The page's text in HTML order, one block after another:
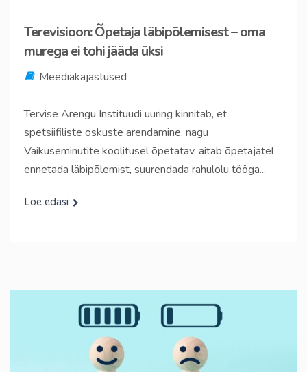
Terevisioon: Õpetaja läbipõlemisest – oma
murega ei tohi jääda üksi
Meediakajastused
Tervise Arengu Instituudi uuring kinnitab, et
spetsiifiliste oskuste arendamine, nagu
Vaikuseminutite koolitusel õpetatav, aitab õpetajatel
ennetada läbipõlemist, suurendada rahulolu tööga...
Loe edasi